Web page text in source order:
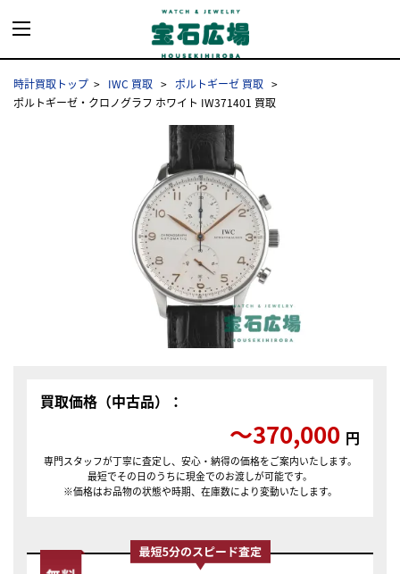
時計買取トップ IWC 買取
ポルトギーゼ 買取
ポルトギーゼ・クロノグラフ ホワイト IW371401 買取
買取価格（中古品）：
〜370,000 円
専門スタッフが丁寧に査定し、安心・納得の価格をご案内いたします。
最短でその日のうちに現金でのお渡しが可能です。
※価格はお品物の状態や時期、在庫数により変動いたします。